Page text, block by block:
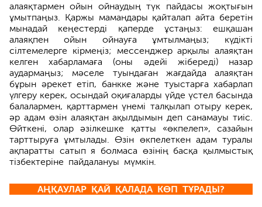
алаяқтармен ойын ойнаудың түк пайдасы жоқтығын
ұмытпаңыз. Қаржы мамандары қайталап айта беретін
мынадай кеңестерді қаперде ұстаңыз: ешқашан
алаяқпен ойын ойнауға ұмтылмаңыз; күдікті
сілтемелерге кірмеңіз; мессенджер арқылы алаяқтан
келген хабарламаға (оны әдейі жібереді) назар
аудармаңыз; мәселе туындаған жағдайда алаяқтан
бұрын әрекет етіп, банкке және туыстарға хабарлап
үлгеру керек, осындай оқиғаларды үйде үстел басында
балалармен, қарттармен үнемі талқылап отыру керек,
әр адам өзін алаяқтан ақылдымын деп санамауы тиіс.
Өйткені, олар әзілкешке қатты «өкпелеп», сазайын
тарттыруға ұмтылады. Өзін өкпелеткен адам туралы
ақпаратты сатып я болмаса өзінің басқа қылмыстық
тізбектеріне пайдалануы мүмкін.
АҢҚАУЛАР ҚАЙ ҚАЛАДА КӨП ТҰРАДЫ?